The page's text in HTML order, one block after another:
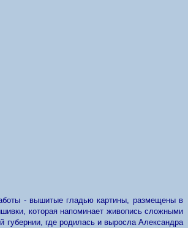
- вышитые гладью картины, размещены в
которая напоминает живопись сложными
губернии, где родилась и выросла Александра